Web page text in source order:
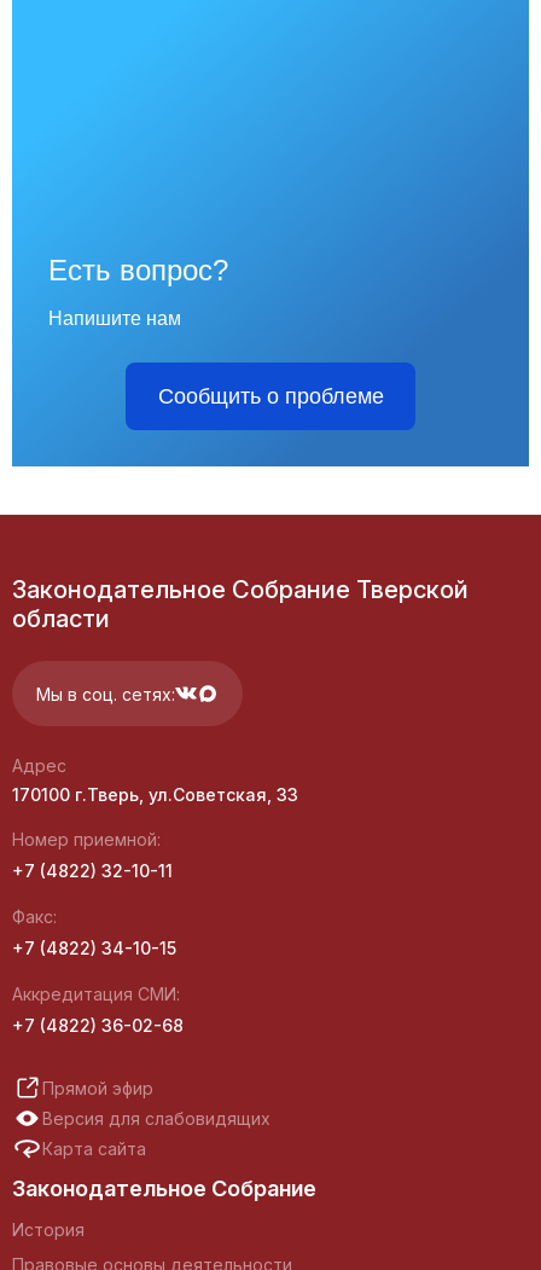
Есть вопрос?
Напишите нам
Сообщить о проблеме
Законодательное Собрание Тверской
области
Мы в соц. сетях:
Адрес
170100 г.Тверь, ул.Советская, 33
Номер приемной:
+7 (4822) 32-10-11
Факс:
+7 (4822) 34-10-15
Аккредитация СМИ:
+7 (4822) 36-02-68
Прямой эфир
Версия для слабовидящих
Карта сайта
Законодательное Собрание
История
Правовые основы деятельности